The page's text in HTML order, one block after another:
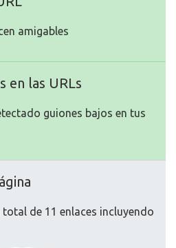
amigables
en las URLs
guiones bajos en tus
de 11 enlaces incluyendo